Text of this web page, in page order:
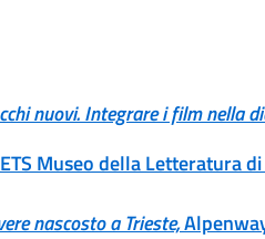
nuovi. Integrare i film nella
Museo della Letteratura
nascosto a Trieste,